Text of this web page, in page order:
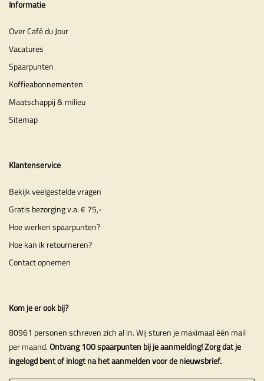
Informatie
Over Café du Jour
Vacatures
Spaarpunten
Koffieabonnementen
Maatschappij & milieu
Sitemap
Klantenservice
Bekijk veelgestelde vragen
Gratis bezorging v.a. € 75,-
Hoe werken spaarpunten?
Hoe kan ik retourneren?
Contact opnemen
Kom je er ook bij?
80961 personen schreven zich al in. Wij sturen je maximaal één mail
per maand.Ontvang 100 spaarpunten bij je aanmelding! Zorg dat je
ingelogd bent of inlogt na het aanmelden voor de nieuwsbrief.